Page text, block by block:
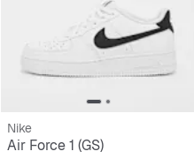
Nike
Air Force 1 (GS)